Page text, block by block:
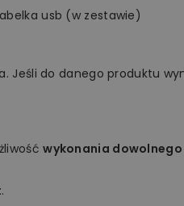
usb (w zestawie)
Jeśli do danego produktu
wykonania
.